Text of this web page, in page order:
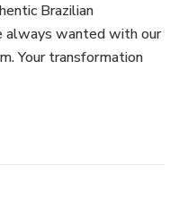
Brazilian
always wanted with our
Your transformation